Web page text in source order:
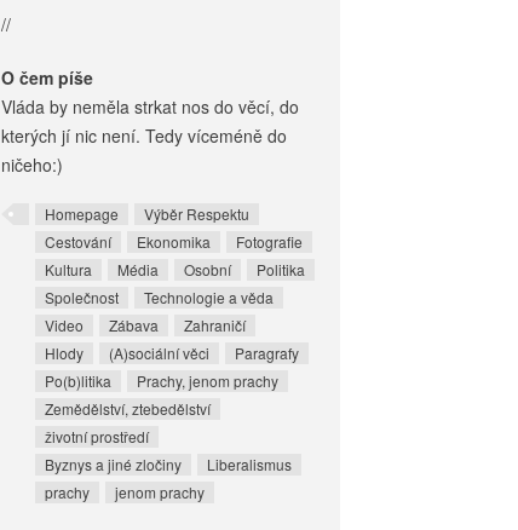
//
O čem píše
Vláda by neměla strkat nos do věcí, do
kterých jí nic není. Tedy víceméně do
ničeho:)
Homepage
Výběr Respektu
Cestování
Ekonomika
Fotografie
Kultura
Média Osobní
Politika
Společnost
Technologie a věda
Video
Zábava
Zahraničí
Hlody
(A)sociální věci
Paragrafy
Po(b)litika
Prachy, jenom prachy
Zemědělství, ztebedělství
životní prostředí
Byznys a jiné zločiny
Liberalismus
prachy
jenom prachy